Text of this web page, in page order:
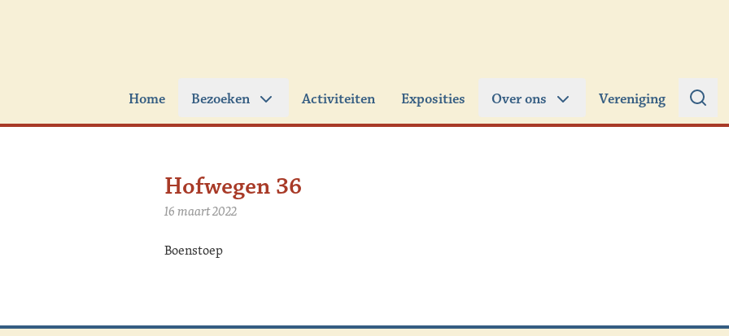
Home Bezoeken Activiteiten Exposities Over ons Vereniging
Hofwegen 36
16 maart 2022
Boenstoep